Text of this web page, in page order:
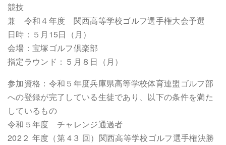
競技
兼 令和４年度 関西高等学校ゴルフ選手権大会予選
日時：５月15日（月）
会場：宝塚ゴルフ倶楽部
指定ラウンド：５月８日（月）
参加資格：令和５年度兵庫県高等学校体育連盟ゴルフ部
への登録が完了している生徒であり、以下の条件を満た
しているもの
令和５年度 チャレンジ通過者
202２ 年度（第 4３ 回）関西高等学校ゴルフ選手権決勝